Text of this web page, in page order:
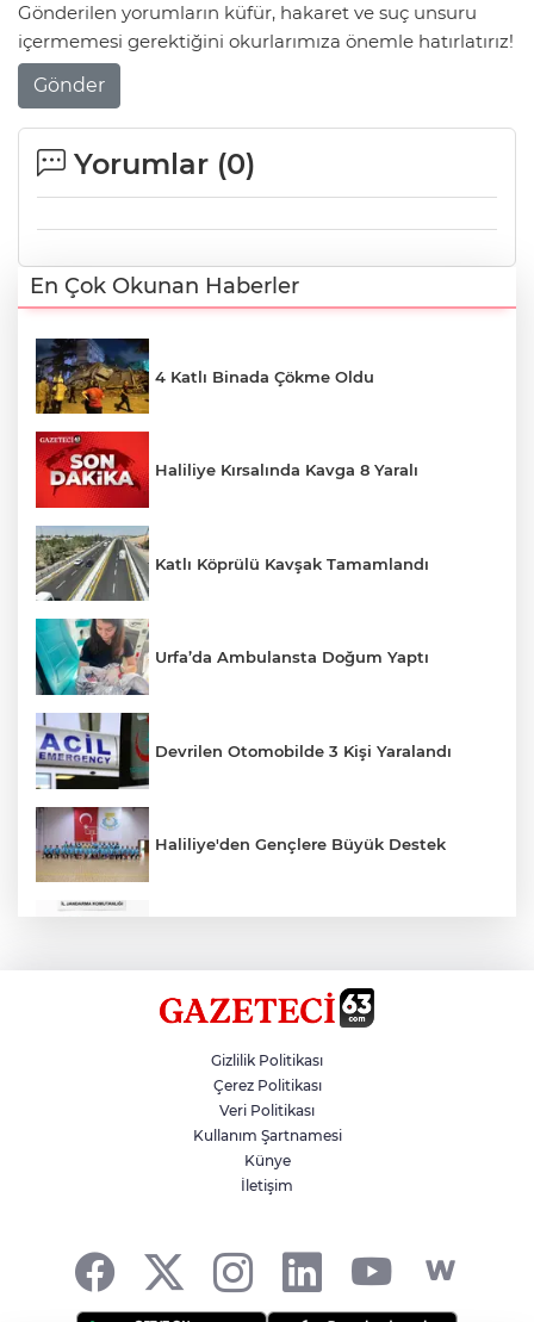
Gönderilen yorumların küfür, hakaret ve suç unsuru
içermemesi gerektiğini okurlarımıza önemle hatırlatırız!
Gönder
Yorumlar (0)
En Çok Okunan Haberler
4 Katlı Binada Çökme Oldu
Haliliye Kırsalında Kavga 8 Yaralı
Katlı Köprülü Kavşak Tamamlandı
Urfa’da Ambulansta Doğum Yaptı
Devrilen Otomobilde 3 Kişi Yaralandı
Haliliye'den Gençlere Büyük Destek
Hikmet Başak’tan Ulaşım Çalışması
Atatürk Bulvarında Asfalt Yenileniyor
Gizlilik Politikası
Çerez Politikası
Veri Politikası
Kullanım Şartnamesi
Künye
İletişim